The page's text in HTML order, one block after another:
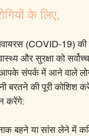
के लिए,
(COVID-19)
और सुरक्षा को
आपके संपर्क में आने वाले
बरतने की पूरी
करेंगे:
बहने या सांस लेने में